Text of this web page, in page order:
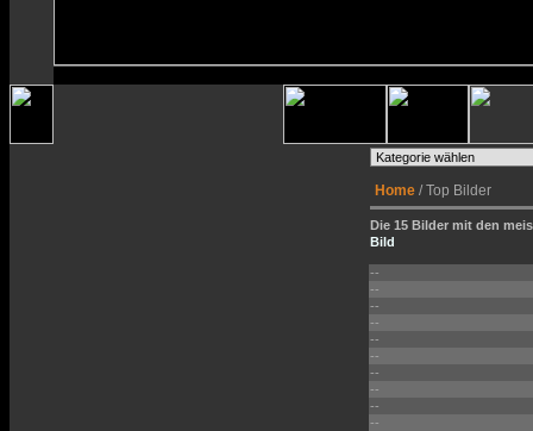
Home / Top Bilder
Die 15 Bilder mit den
Bild
--
--
--
--
--
--
--
--
--
--